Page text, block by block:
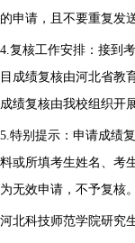
的申请，且不要重复发送
4.复核工作安排：接到
目成绩复核由河北省教
成绩复核由我校组织开
5.特别提示：申请成绩
料或所填考生姓名、考
为无效申请，不予复核。
河北科技师范学院研究